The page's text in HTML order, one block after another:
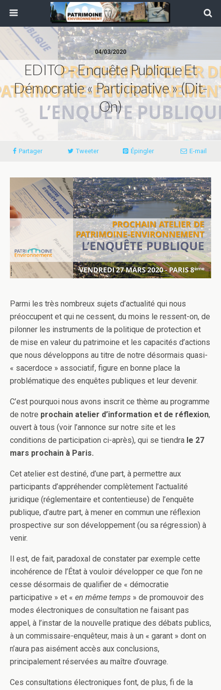
04/03/2020
EDITO – Enquête Publique Et
Démocratie « Participative » (dit-
On)
Partager Tweeter Épingler E-mail
Parmi les très nombreux sujets d’actualité qui nous
préoccupent et qui ne cessent, du moins le ressent-on, de
pilonner les instruments de la politique de protection et
de mise en valeur du patrimoine et les capacités d’actions
que nous développons au titre de notre désormais quasi-
« sacerdoce » associatif, figure en bonne place la
problématique des enquêtes publiques et leur devenir.
C’est pourquoi nous avons inscrit ce thème au programme
de notre prochain atelier d’information et de réflexion,
ouvert à tous (voir l’annonce sur notre site et les
conditions de participation ci-après), qui se tiendra le 27
mars prochain à Paris.
Cet atelier est destiné, d’une part, à permettre aux
participants d’appréhender complètement l’actualité
juridique (réglementaire et contentieuse) de l’enquête
publique, d’autre part, à mener en commun une réflexion
prospective sur son développement (ou sa régression) à
venir.
Il est, de fait, paradoxal de constater par exemple cette
incohérence de l’État à vouloir développer ce que l’on ne
cesse désormais de qualifier de « démocratie
participative » et « en même temps » de promouvoir des
modes électroniques de consultation ne faisant pas
appel, à l’instar de la nouvelle pratique des débats publics,
à un commissaire-enquêteur, mais à un « garant » dont on
n’aura pas aisément accès aux conclusions,
principalement réservées au maître d’ouvrage.
Ces consultations électroniques font, de plus, fi de la